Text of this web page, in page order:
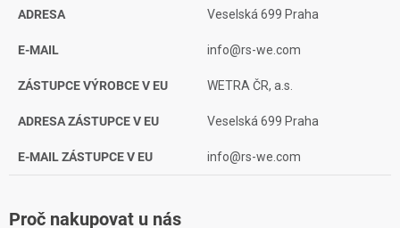
ADRESA Veselská 699 Praha
E-MAIL info@rs-we.com
ZÁSTUPCE VÝROBCE V EU WETRA ČR, a.s.
ADRESA ZÁSTUPCE V EU Veselská 699 Praha
E-MAIL ZÁSTUPCE V EU info@rs-we.com
Proč nakupovat u nás